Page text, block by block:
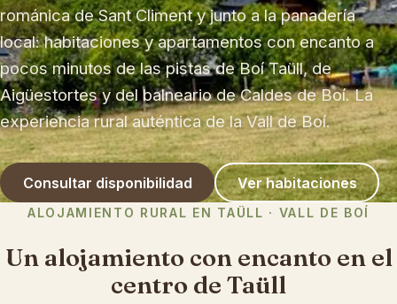
románica de Sant Climent y junto a la panadería
local: habitaciones y apartamentos con encanto a
pocos minutos de las pistas de Boí Taüll, de
Aigüestortes y del balneario de Caldes de Boí. La
experiencia rural auténtica de la Vall de Boí.
Consultar disponibilidad Ver habitaciones
ALOJAMIENTO RURAL EN TAÜLL · VALL DE BOÍ
Un alojamiento con encanto en el
centro de Taüll